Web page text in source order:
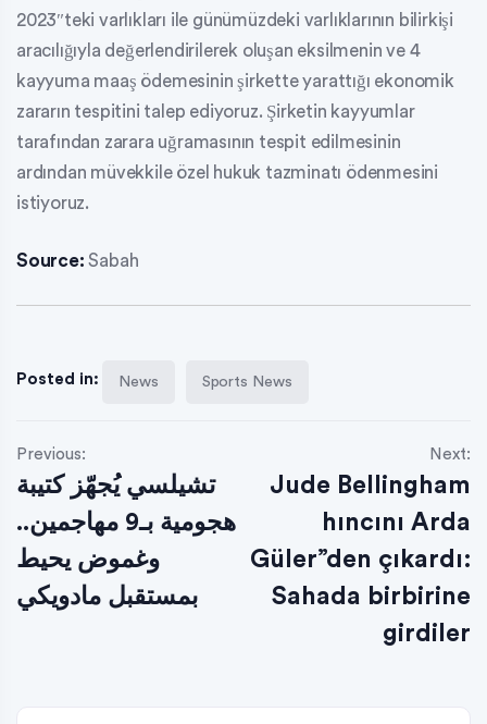
2023″teki varlıkları ile günümüzdeki varlıklarının bilirkişi
aracılığıyla değerlendirilerek oluşan eksilmenin ve 4
kayyuma maaş ödemesinin şirkette yarattığı ekonomik
zararın tespitini talep ediyoruz. Şirketin kayyumlar
tarafından zarara uğramasının tespit edilmesinin
ardından müvekkile özel hukuk tazminatı ödenmesini
istiyoruz.
Source: Sabah
Posted in: News Sports News
Previous:
تشيلسي يُجهّز كتيبة
هجومية بـ9 مهاجمين..
وغموض يحيط
بمستقبل مادويكي
Next:
Jude Bellingham
hıncını Arda
Güler”den çıkardı:
Sahada birbirine
girdiler